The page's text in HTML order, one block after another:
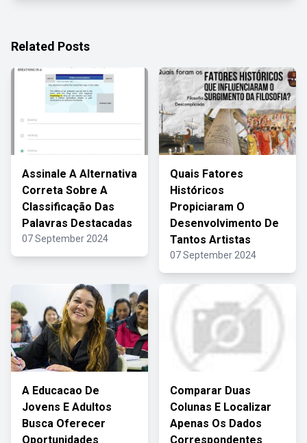
Related Posts
Assinale A Alternativa
Correta Sobre A
Classificação Das
Palavras Destacadas
07 September 2024
Quais Fatores
Históricos
Propiciaram O
Desenvolvimento De
Tantos Artistas
07 September 2024
A Educacao De
Jovens E Adultos
Busca Oferecer
Oportunidades
Comparar Duas
Colunas E Localizar
Apenas Os Dados
Correspondentes